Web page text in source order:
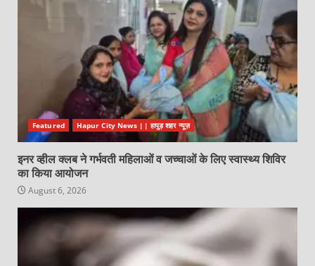
Featured Hapur City News || हापुड़ शहर न्यूज़
इनर व्हील क्लब ने गर्भवती महिलाओं व जच्चाओं के लिए स्वास्थ्य शिविर
का किया आयोजन
August 6, 2026